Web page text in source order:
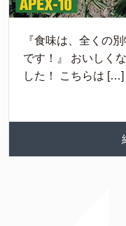
『食味は、全くの
です！』 おいしく
した！ こちらは […]